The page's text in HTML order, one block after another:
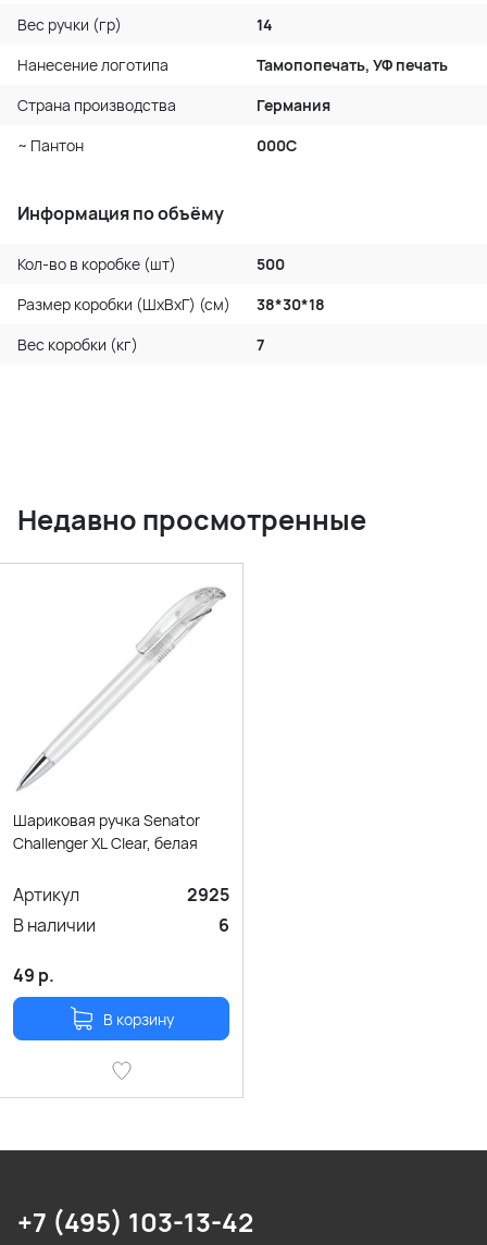
Вес ручки (гр)
14
Нанесение логотипа
Тамопопечать, УФ печать
Страна производства
Германия
~ Пантон
000C
Информация по объёму
Кол-во в коробке (шт)
500
Размер коробки (ШхВхГ) (см)
38*30*18
Вес коробки (кг)
7
Недавно просмотренные
Шариковая ручка Senator
Challenger XL Clear, белая
Артикул
2925
В наличии
6
49 р.
В корзину
+7 (495) 103-13-42